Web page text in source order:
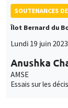
SOUTENANCES
Îlot Bernard du
Lundi 19 juin
Anushka
AMSE
Essais sur les